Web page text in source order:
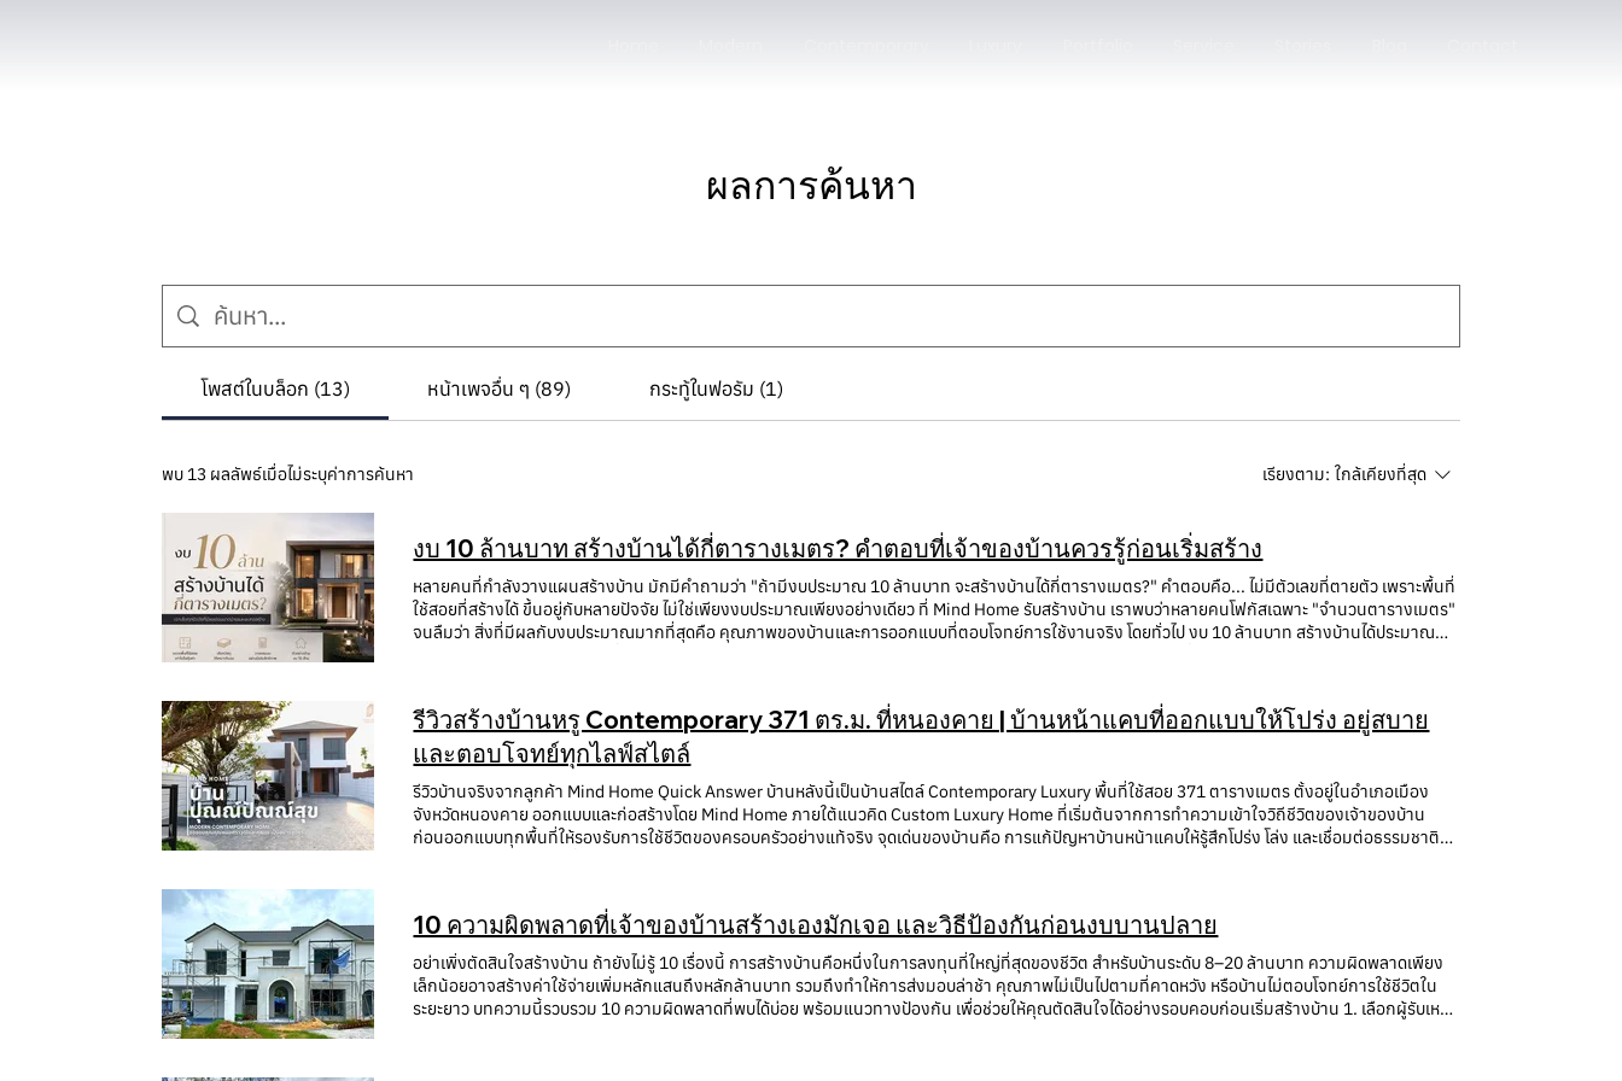
ผลการค้นหา
โพสต์ในบล็อก (13) หน้าเพจอื่น ๆ (89) กระทู้ในฟอรัม (1)
พบ 13 ผลลัพธ์เมื่อไม่ระบุค่าการค้นหา เรียงตาม: ใกล้เคียงที่สุด
งบ 10 ล้านบาท สร้างบ้านได้กี่ตารางเมตร? คำตอบที่เจ้าของบ้านควรรู้ก่อนเริ่มสร้าง
หลายคนที่กำลังวางแผนสร้างบ้าน มักมีคำถามว่า "ถ้ามีงบประมาณ 10 ล้านบาท จะสร้างบ้านได้กี่ตารางเมตร?" คำตอบคือ... ไม่มีตัวเลขที่ตายตัว เพราะพื้นที่
ใช้สอยที่สร้างได้ ขึ้นอยู่กับหลายปัจจัย ไม่ใช่เพียงงบประมาณเพียงอย่างเดียว ที่ Mind Home รับสร้างบ้าน เราพบว่าหลายคนโฟกัสเฉพาะ "จำนวนตารางเมตร"
จนลืมว่า สิ่งที่มีผลกับงบประมาณมากที่สุดคือ คุณภาพของบ้านและการออกแบบที่ตอบโจทย์การใช้งานจริง โดยทั่วไป งบ 10 ล้านบาท สร้างบ้านได้ประมาณ
Premium 33,000–40,000 บาท 250–300 ตร.ม. ตัวอย่าง หากต้นทุนเฉลี่ยอยู่ที่ 28,000 บาท/ตร.ม. งบ 10,000,000 ÷ 28,000 = ประมาณ 357 ตาราง
เมตร แต่ในความเป็นจริง ยังมีรายละเอียดอื่นที่ส่งผลต่องบประมาณอีกมาก 7 ปัจจัยที่ทำให้บ้านขนาดเท่ากัน ราคาต่างกันหลายล้านบาท 1. รูปแบบ
สถาปัตยกรรม บ้านทรงสี่เหลี่ยมเรียบง่าย จะมีต้นทุนต่ำกว่าบ้านที่มี หลังคาซับซ้อน Double Volume กระจกบานใหญ่ ระเบียงหลายด้าน Cantilever
Courtyard ยิ่งดีไซน์ซับซ้อน ค่าโครงสร้างและค่าแรงก็จะสูงขึ้น 2. วัสดุที่เลือกใช้ ตัวอย่างเช่น พื้นกระเบื้องทั่วไป พื้นหินอ่อนธรรมชาติ ไม้จริง กระจก Low-E
ประตูอลูมิเนียมเกรดพรีเมียม ระบบ Smart Home วัสดุแต่ละระดับ ส่งผลกับงบประมาณอย่างมาก 3. ระบบภายในบ้าน หลายคนคิดเฉพาะตัวบ้าน แต่จริง ๆ แล้ว
งบยังรวมถึง ระบบไฟฟ้า ระบบประปา ระบบแอร์ ระบบระบายอากาศ ระบบน้ำร้อน ระบบ Smart Home Solar Cell EV Charger ระบบรักษาความปลอดภัย ระบบ
เหล่านี้อาจใช้งบตั้งแต่หลักแสนจนถึงหลักล้านบาท 4. งานตกแต่งภายใน หลายบริษัทเสนอราคาเฉพาะตัวบ้าน แต่เมื่อสร้างเสร็จ เจ้าของบ้านต้องใช้งบเพิ่ม
ใช้สอยเท่าเดิม 6. สิ่งปลูกสร้างภายนอก งบประมาณอาจรวมถึง รั้ว ประตูรั้วอัตโนมัติ สวน สระว่ายน้ำ ศาลา ถนนคอนกรีต โรงจอดรถ หลายโครงการใช้งบ
ภายนอก 500,000–3,000,000 บาท 7. มาตรฐานการก่อสร้าง บ้านที่ดูเหมือนกันจากภายนอก อาจแตกต่างกันในรายละเอียด เช่น คุณภาพโครงสร้าง ระบบ
กันซึม ฉนวนกันความร้อน การป้องกันเสียง การระบายอากาศ ความเรียบร้อยของงาน การรับประกัน สิ่งเหล่านี้ส่งผลต่อคุณภาพการอยู่อาศัยในระยะยาว ถ้า
งบ 10 ล้านบาท ควรวางแผนอย่างไร? สำหรับบ้าน Modern Luxury แนะนำให้แบ่งงบประมาณเบื้องต้นดังนี้ งานก่อสร้างตัวบ้าน 70–75% งานตกแต่งภายใน
15–20% งานภายนอกและภูมิทัศน์ 5–10% งบสำรอง 5–10% การวางแผนตั้งแต่ต้นจะช่วยลดโอกาสงบบานปลายระหว่างก่อสร้าง ตัวอย่างบ้านที่เหมาะกับ
งบประมาณ 10 ล้านบาท โดยประมาณสามารถออกแบบได้ เช่น พื้นที่ใช้สอย 320–380 ตารางเมตร 4 ห้องนอน 5 ห้องน้ำ ห้องรับแขก Double Volume ครัว
รีวิวสร้างบ้านหรู Contemporary 371 ตร.ม. ที่หนองคาย | บ้านหน้าแคบที่ออกแบบให้โปร่ง อยู่สบาย
และตอบโจทย์ทุกไลฟ์สไตล์
รีวิวบ้านจริงจากลูกค้า Mind Home Quick Answer บ้านหลังนี้เป็นบ้านสไตล์ Contemporary Luxury พื้นที่ใช้สอย 371 ตารางเมตร ตั้งอยู่ในอำเภอเมือง
จังหวัดหนองคาย ออกแบบและก่อสร้างโดย Mind Home ภายใต้แนวคิด Custom Luxury Home ที่เริ่มต้นจากการทำความเข้าใจวิถีชีวิตของเจ้าของบ้าน
ก่อนออกแบบทุกพื้นที่ให้รองรับการใช้ชีวิตของครอบครัวอย่างแท้จริง จุดเด่นของบ้านคือ การแก้ปัญหาบ้านหน้าแคบให้รู้สึกโปร่ง โล่ง และเชื่อมต่อธรรมชาติ
ความสุขของทุกคนในครอบครัว และเป็นสถานที่ที่พร้อมต้อนรับญาติ เพื่อน และแขกผู้มาเยือนอย่างอบอุ่น แนวคิดการออกแบบเริ่มต้นจากคำถามง่าย ๆ ว่า
"เราจะออกแบบบ้านอย่างไร ให้ทุกคนในครอบครัวอยากกลับบ้านทุกวัน?" โจทย์จากเจ้าของบ้าน คุณหมอเบิร์ด (นพ.ศราวุฒิ) และคุณเอ (คุณสุนิชา ศรี
ประสาน) ต้องการบ้านที่สามารถรองรับการขยายตัวของครอบครัวในอนาคต พร้อมพื้นที่ใช้ชีวิตที่ส่งเสริมความสัมพันธ์ของสมาชิกทุกคน ความต้องการหลัก
ประกอบด้วย บ้านหน้าแคบ แต่ต้องรู้สึกโปร่ง ไม่อึดอัด มีพื้นที่ส่วนกลางสำหรับทำกิจกรรมร่วมกัน ห้องทำงานที่มีมุมมองสวนส่วนตัว มุมอ่านหนังสือและทำการ
บ้านสำหรับลูก ห้องนอนส่วนตัวของสมาชิกทุกคน บ้านที่มีแสงธรรมชาติและการระบายอากาศที่ดี โจทย์เหล่านี้เป็นตัวอย่างของการออกแบบแบบ Custom
Home Design ที่เริ่มต้นจากการใช้ชีวิตจริง มากกว่าการเลือกแบบบ้านสำเร็จรูป แนวคิดการออกแบบ : บ้านหน้าแคบที่ไม่รู้สึกแคบ หนึ่งในความท้าทายของ
10 ความผิดพลาดที่เจ้าของบ้านสร้างเองมักเจอ และวิธีป้องกันก่อนงบบานปลาย
อย่าเพิ่งตัดสินใจสร้างบ้าน ถ้ายังไม่รู้ 10 เรื่องนี้ การสร้างบ้านคือหนึ่งในการลงทุนที่ใหญ่ที่สุดของชีวิต สำหรับบ้านระดับ 8–20 ล้านบาท ความผิดพลาดเพียง
เล็กน้อยอาจสร้างค่าใช้จ่ายเพิ่มหลักแสนถึงหลักล้านบาท รวมถึงทำให้การส่งมอบล่าช้า คุณภาพไม่เป็นไปตามที่คาดหวัง หรือบ้านไม่ตอบโจทย์การใช้ชีวิตใน
ระยะยาว บทความนี้รวบรวม 10 ความผิดพลาดที่พบได้บ่อย พร้อมแนวทางป้องกัน เพื่อช่วยให้คุณตัดสินใจได้อย่างรอบคอบก่อนเริ่มสร้างบ้าน 1. เลือกผู้รับเหมา